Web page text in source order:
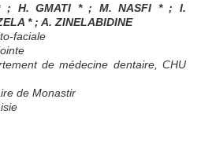
; H. GMATI * ; M. NASFI * ; I.
* ; A. ZINELABIDINE
faciale
de médecine dentaire, CHU
de Monastir